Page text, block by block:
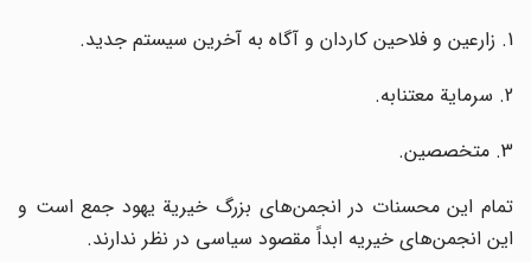
تمام این محسنات در انجمن‌های بزرگ خیریة یهود جمع است و
این انجمن‌های خیریه ابداً مقصود سیاسی در نظر ندارند.